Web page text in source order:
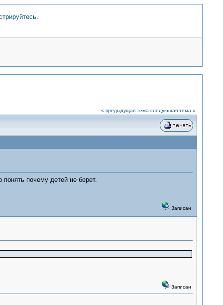
.
« предыдущая тема следующая тема »
почему детей не берет.
Записан
Записан